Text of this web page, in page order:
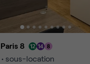
8
sous-location